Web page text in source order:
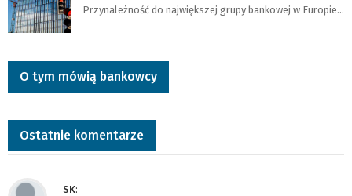
Przynależność do największej grupy bankowej w Europie…
O tym mówią bankowcy
Ostatnie komentarze
SK: